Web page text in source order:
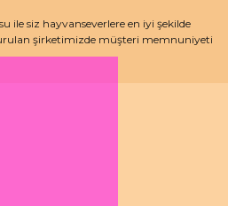
ile siz hayvanseverlere en iyi şekilde
şirketimizde müşteri memnuniyeti